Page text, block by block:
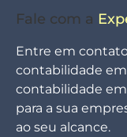
Fale com a
Entre em
contabilidade
contabilidade em
para a sua
ao seu alcance.